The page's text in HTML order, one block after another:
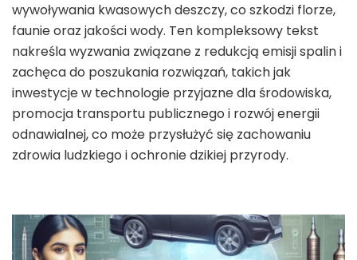
wywoływania kwasowych deszczy, co szkodzi florze,
faunie oraz jakości wody. Ten kompleksowy tekst
nakreśla wyzwania związane z redukcją emisji spalin i
zachęca do poszukania rozwiązań, takich jak
inwestycje w technologie przyjazne dla środowiska,
promocja transportu publicznego i rozwój energii
odnawialnej, co może przysłużyć się zachowaniu
zdrowia ludzkiego i ochronie dzikiej przyrody.